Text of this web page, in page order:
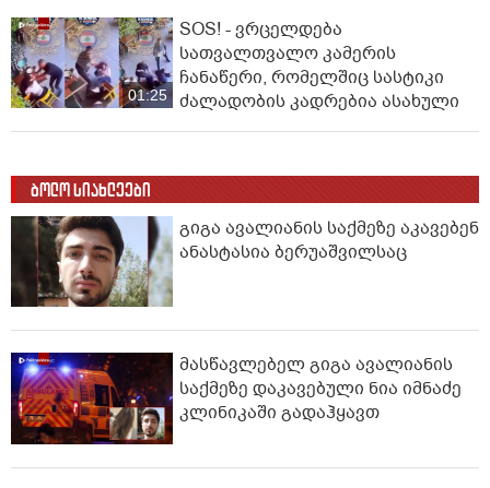
01:25
SOS! - ვრცელდება
სათვალთვალო კამერის
ჩანაწერი, რომელშიც სასტიკი
ძალადობის კადრებია ასახული
ბოლო სიახლეები
გიგა ავალიანის საქმეზე აკავებენ
ანასტასია ბერუაშვილსაც
მასწავლებელ გიგა ავალიანის
საქმეზე დაკავებული ნია იმნაძე
კლინიკაში გადაჰყავთ